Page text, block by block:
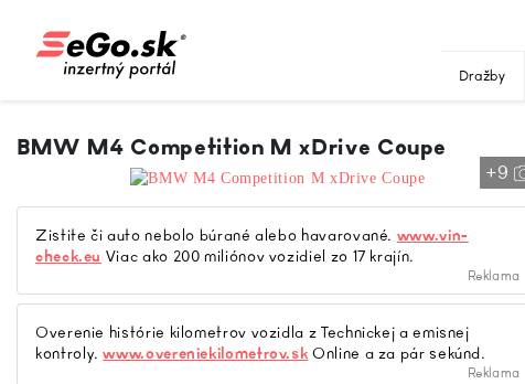
Dražby
BMW M4 Competition M xDrive Coupe
+9
Zistite či auto nebolo búrané alebo havarované. www.vin-
check.eu Viac ako 200 miliónov vozidiel zo 17 krajín.
Reklama
Overenie histórie kilometrov vozidla z Technickej a emisnej
kontroly.www.overeniekilometrov.sk Online a za pár sekúnd.
Reklama